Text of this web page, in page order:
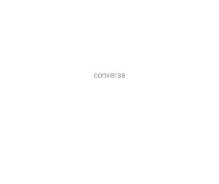
converse